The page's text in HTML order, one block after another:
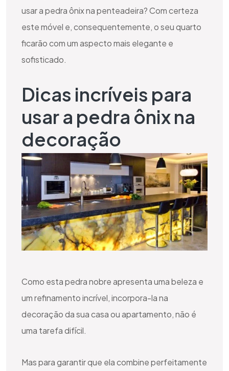
usar a pedra ônix na penteadeira? Com certeza
este móvel e, consequentemente, o seu quarto
ficarão com um aspecto mais elegante e
sofisticado.
Dicas incríveis para
usar a pedra ônix na
decoração
Como esta pedra nobre apresenta uma beleza e
um refinamento incrível, incorpora-la na
decoração da sua casa ou apartamento, não é
uma tarefa difícil.
Mas para garantir que ela combine perfeitamente